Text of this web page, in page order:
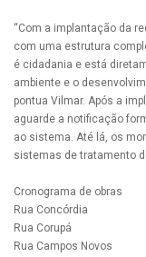
“Com a implantação da
com uma estrutura
é cidadania e está
ambiente e o
pontua Vilmar. Após a
aguarde a notificação
ao sistema. Até lá, os
sistemas de tratamento
Cronograma de obras
Rua Concórdia
Rua Corupá
Rua Campos Novos